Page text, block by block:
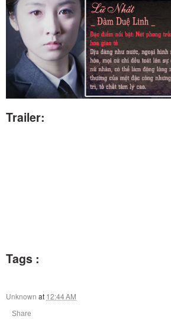
Trailer:
Tags :
Unknown at 12:44 AM
Share